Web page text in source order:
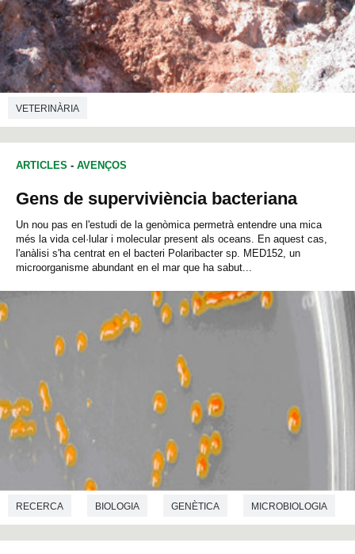
VETERINÀRIA
ARTICLES - AVENÇOS
Gens de superviviència bacteriana
Un nou pas en l'estudi de la genòmica permetrà entendre una mica
més la vida cel·lular i molecular present als oceans. En aquest cas,
l'anàlisi s'ha centrat en el bacteri Polaribacter sp. MED152, un
microorganisme abundant en el mar que ha sabut...
RECERCA BIOLOGIA GENÈTICA MICROBIOLOGIA